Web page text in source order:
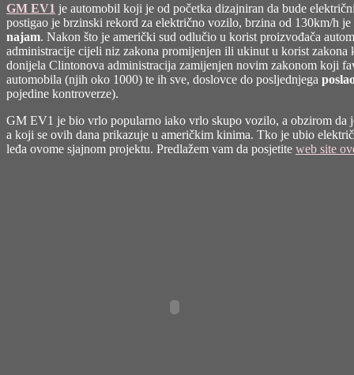
GM EV1 je automobil koji je od početka dizajniran da bude
postigao je brzinski rekord za električno vozilo, brzina od 130km/h
najam. Nakon što je američki sud odlučio u korist proizvođača
administracije cijeli niz zakona promijenjen ili ukinut u korist
donijela Clintonova administracija zamijenjen novim zakonom koji
automobila (njih oko 1000) te ih sve, doslovce do posljednjega
pojedine kontroverze).
GM EV1 je bio vrlo popularno iako vrlo skupo vozilo, a obzirom da
a koji se ovih dana prikazuje u američkim kinima. Tko je ubio
leđa ovome sjajnom projektu. Predlažem vam da posjetite web site